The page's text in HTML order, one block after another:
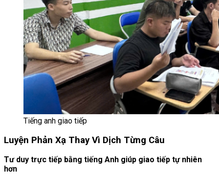
Tiếng anh giao tiếp
Luyện Phản Xạ Thay Vì Dịch Từng Câu
Tư duy trực tiếp bằng tiếng Anh giúp giao tiếp tự nhiên
hơn